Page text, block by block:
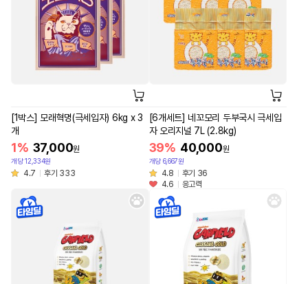
[1박스] 모래혁명(극세입자) 6kg x 3
개
1% 37,000원
개당 12,334원
4.7 후기 333
[6개세트] 네꼬모리 두부국시 극세입
자 오리지널 7L (2.8kg)
39% 40,000원
개당 6,667원
4.8
후기 36
4.6
응고력